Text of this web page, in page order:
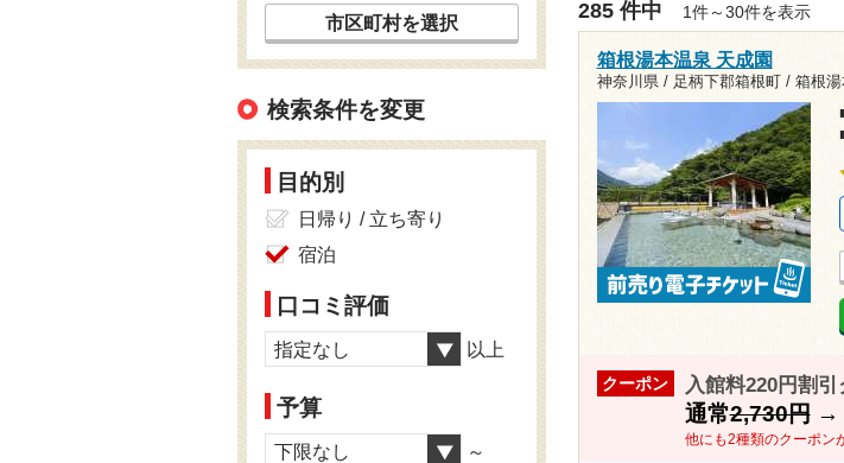
285 件中 1件～30件を表示
箱根湯本温泉 天成園
神奈川県 / 足柄下郡箱根町 / 箱根
クーポン 入館料220円割
通常2,730円→
他にも2種類のクーポン
市区町村を選択
検索条件を変更
目的別
日帰り / 立ち寄り
宿泊
口コミ評価
指定なし 以上
予算
下限なし ～